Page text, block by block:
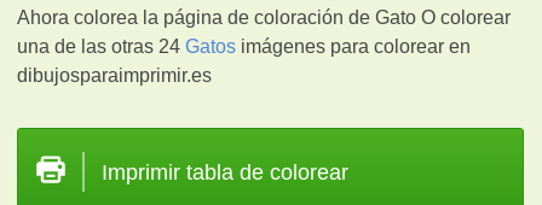
Ahora colorea la página de coloración de Gato O colorear
una de las otras 24Gatos imágenes para colorear en
dibujosparaimprimir.es
Imprimir tabla de colorear